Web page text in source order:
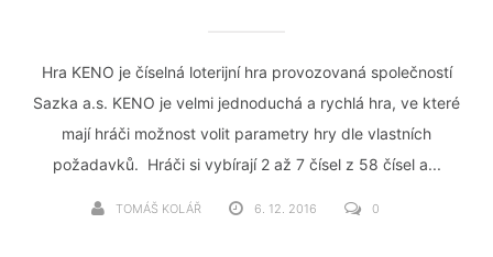
Hra KENO je číselná loterijní hra provozovaná společností
Sazka a.s. KENO je velmi jednoduchá a rychlá hra, ve které
mají hráči možnost volit parametry hry dle vlastních
požadavků. Hráči si vybírají 2 až 7 čísel z 58 čísel a...
TOMÁŠ KOLÁŘ 6. 12. 2016 0